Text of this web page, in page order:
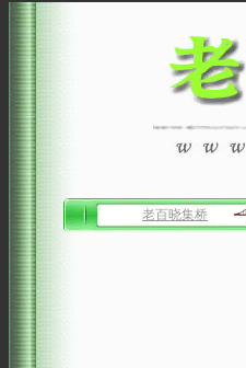
老百晓集桥